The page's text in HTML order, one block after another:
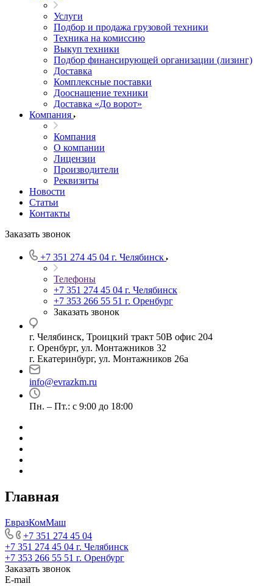
Услуги
Подбор и продажа грузовой техники
Техника на комиссию
Выкуп техники
Подбор финансирующей организации (лизинг)
Доставка
Комплексные поставки
Дооснащение техники
Доставка «До ворот»
Компания
Компания
О компании
Лицензии
Производители
Реквизиты
Новости
Статьи
Контакты
Заказать звонок
+7 351 274 45 04 г. Челябинск
Телефоны
+7 351 274 45 04 г. Челябинск
+7 353 266 55 51 г. Оренбург
Заказать звонок
г. Челябинск, Троицкий тракт 50В офис 204
г. Оренбург, ул. Монтажников 32
г. Екатеринбург, ул. Монтажников 26а
info@evrazkm.ru
Пн. – Пт.: с 9:00 до 18:00
Главная
ЕвразКомМаш
+7 351 274 45 04
+7 351 274 45 04 г. Челябинск
+7 353 266 55 51 г. Оренбург
Заказать звонок
E-mail